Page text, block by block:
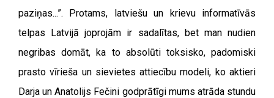
paziņas...”. Protams, latviešu un krievu informatīvās
telpas Latvijā joprojām ir sadalītas, bet man nudien
negribas domāt, ka to absolūti toksisko, padomiski
prasto vīrieša un sievietes attiecību modeli, ko aktieri
Darja un Anatolijs Fečini godprātīgi mums atrāda stundu